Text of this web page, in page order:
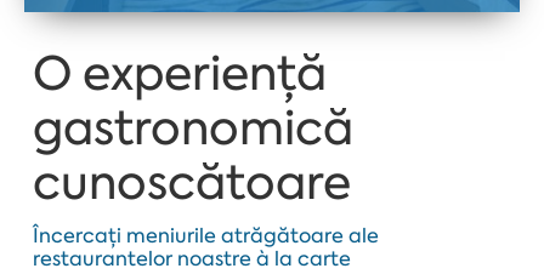
O experiență
gastronomică
cunoscătoare
Încercați meniurile atrăgătoare ale
restaurantelor noastre à la carte